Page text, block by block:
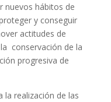
nuevos hábitos de
y conseguir
actitudes de
conservación de la
progresiva de
la realización de las